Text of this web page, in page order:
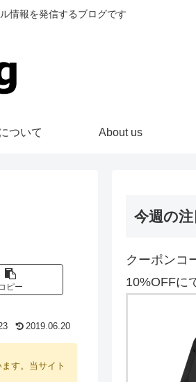
情報を発信するブログです
ついて About us
ピー
2019.06.20
す。当サイト
今週の
クーポンコ
10%OFFに